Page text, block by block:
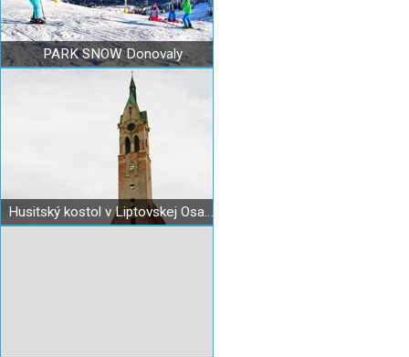
PARK SNOW Donovaly
Husitský kostol v Liptovskej Osade